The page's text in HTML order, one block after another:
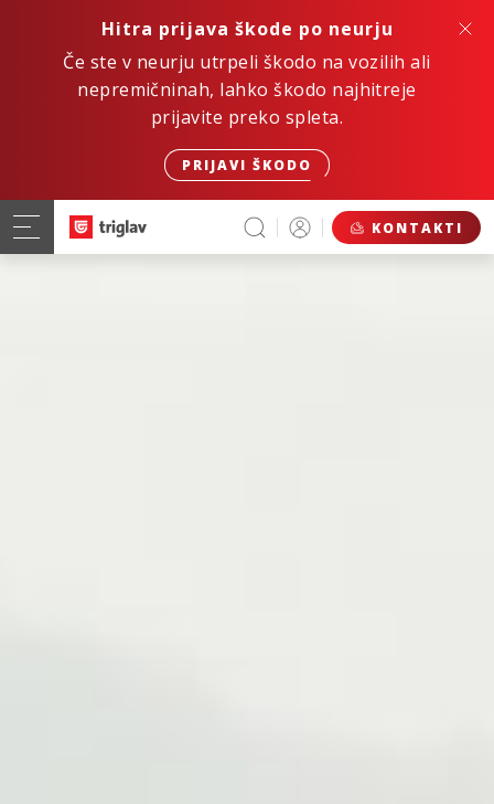
Hitra prijava škode po neurju
Če ste v neurju utrpeli škodo na vozilih ali
nepremičninah, lahko škodo najhitreje
prijavite preko spleta.
PRIJAVI ŠKODO
KONTAKTI